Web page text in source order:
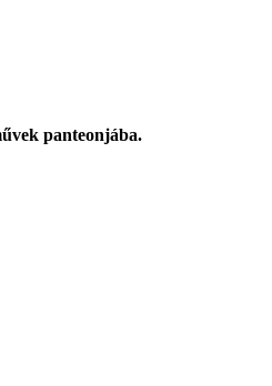
panteonjába.